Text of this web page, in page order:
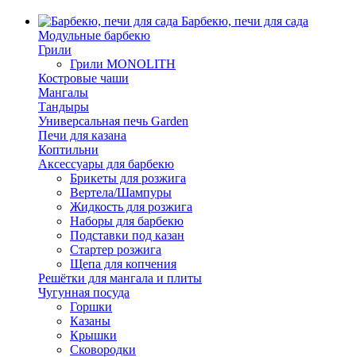
Барбекю, печи для сада
Модульные барбекю
Грили
Грили MONOLITH
Костровые чаши
Мангалы
Тандыры
Универсальная печь Garden
Печи для казана
Коптильни
Аксессуары для барбекю
Брикеты для розжига
Вертела/Шампуры
Жидкость для розжига
Наборы для барбекю
Подставки под казан
Стартер розжига
Щепа для копчения
Решётки для мангала и плиты
Чугунная посуда
Горшки
Казаны
Крышки
Сковородки